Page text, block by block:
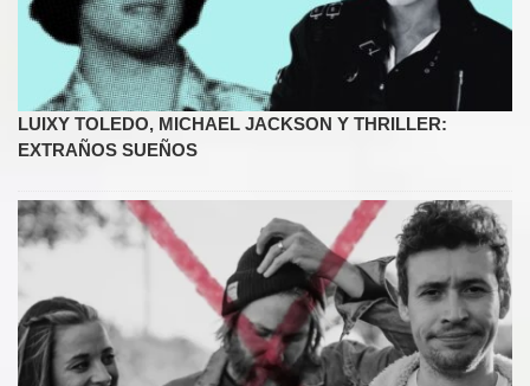
LUIXY TOLEDO, MICHAEL JACKSON Y THRILLER:
EXTRAÑOS SUEÑOS